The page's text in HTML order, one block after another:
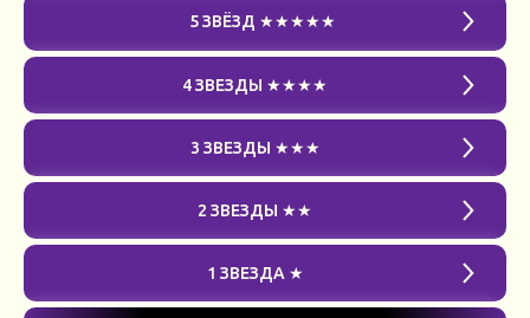
5 ЗВЁЗД ★★★★★
4 ЗВЕЗДЫ ★★★★
3 ЗВЕЗДЫ ★★★
2 ЗВЕЗДЫ ★★
1 ЗВЕЗДА ★